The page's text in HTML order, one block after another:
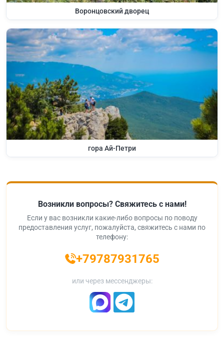
Воронцовский дворец
гора Ай-Петри
Возникли вопросы? Свяжитесь с нами!
Если у вас возникли какие-либо вопросы по поводу
предоставления услуг, пожалуйста, свяжитесь с нами по
телефону:
+79787931765
или через мессенджеры: